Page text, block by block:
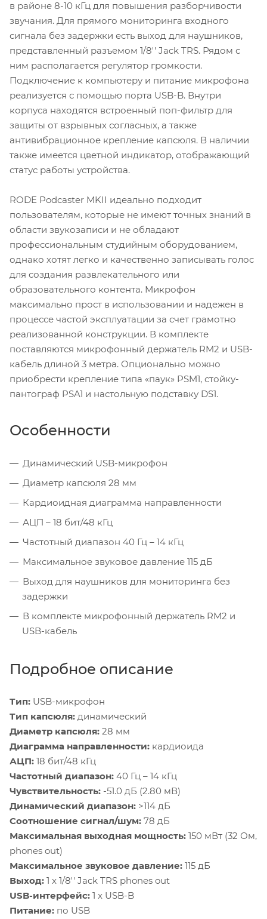
в районе 8-10 кГц для повышения разборчивости
звучания. Для прямого мониторинга входного
сигнала без задержки есть выход для наушников,
представленный разъемом 1/8'' Jack TRS. Рядом с
ним располагается регулятор громкости.
Подключение к компьютеру и питание микрофона
реализуется с помощью порта USB-B. Внутри
корпуса находятся встроенный поп-фильтр для
защиты от взрывных согласных, а также
антивибрационное крепление капсюля. В наличии
также имеется цветной индикатор, отображающий
статус работы устройства.
RODE Podcaster MKII идеально подходит
пользователям, которые не имеют точных знаний в
области звукозаписи и не обладают
профессиональным студийным оборудованием,
однако хотят легко и качественно записывать голос
для создания развлекательного или
образовательного контента. Микрофон
максимально прост в использовании и надежен в
процессе частой эксплуатации за счет грамотно
реализованной конструкции. В комплекте
поставляются микрофонный держатель RM2 и USB-
кабель длиной 3 метра. Опционально можно
приобрести крепление типа «паук» PSM1, стойку-
пантограф PSA1 и настольную подставку DS1.
Особенности
Динамический USB-микрофон
Диаметр капсюля 28 мм
Кардиоидная диаграмма направленности
АЦП – 18 бит/48 кГц
Частотный диапазон 40 Гц – 14 кГц
Максимальное звуковое давление 115 дБ
Выход для наушников для мониторинга без
задержки
В комплекте микрофонный держатель RM2 и
USB-кабель
Подробное описание
Тип: USB-микрофон
Тип капсюля: динамический
Диаметр капсюля: 28 мм
Диаграмма направленности: кардиоида
АЦП: 18 бит/48 кГц
Частотный диапазон: 40 Гц – 14 кГц
Чувствительность: -51.0 дБ (2.80 мВ)
Динамический диапазон: >114 дБ
Соотношение сигнал/шум: 78 дБ
Максимальная выходная мощность: 150 мВт (32 Ом,
phones out)
Максимальное звуковое давление: 115 дБ
Выход: 1 x 1/8'' Jack TRS phones out
USB-интерфейс: 1 x USB-B
Питание: по USB